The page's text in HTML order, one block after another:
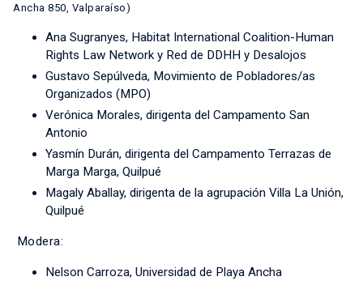
Ancha 850, Valparaíso)
Ana Sugranyes, Habitat International Coalition-Human
Rights Law Network y Red de DDHH y Desalojos
Gustavo Sepúlveda, Movimiento de Pobladores/as
Organizados (MPO)
Verónica Morales, dirigenta del Campamento San
Antonio
Yasmín Durán, dirigenta del Campamento Terrazas de
Marga Marga, Quilpué
Magaly Aballay, dirigenta de la agrupación Villa La Unión,
Quilpué
Modera:
Nelson Carroza, Universidad de Playa Ancha